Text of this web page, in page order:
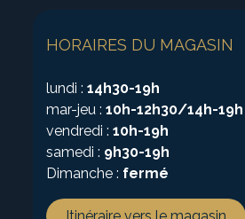
HORAIRES DU MAGASIN
lundi :14h30-19h
mar-jeu :10h-12h30/14h-19h
vendredi :10h-19h
samedi : 9h30-19h
Dimanche : fermé